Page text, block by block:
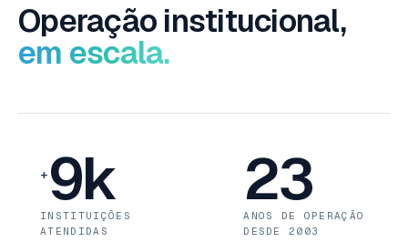
Operação institucional,
em escala.
+ 9k
INSTITUIÇÕES
ATENDIDAS
23
ANOS DE OPERAÇÃO
DESDE 2003